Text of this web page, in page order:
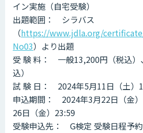
イン実施（自宅受験）
出題範囲： シラバス
（https://www.jdla.org/
No03）より出題
受 験 料： 一般13,200円（税込）
込）
試 験 日： 2024年5月11日（土）
申込期間： 2024年3月22日（金
26日（金）23:59
受験申込先： G検定 受験日程予